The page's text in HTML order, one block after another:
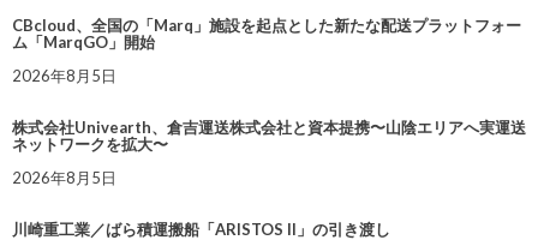
CBcloud、全国の「Marq」施設を起点とした新たな配送プラットフォー
ム「MarqGO」開始
2026年8月5日
株式会社Univearth、倉吉運送株式会社と資本提携〜山陰エリアへ実運送
ネットワークを拡大〜
2026年8月5日
川崎重工業／ばら積運搬船「ARISTOS II」の引き渡し